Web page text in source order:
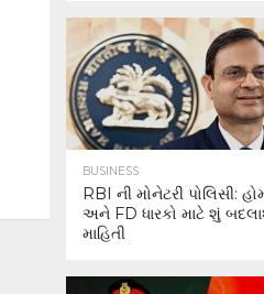
BUSINESS
RBI ની મોનેટરી પોલિસી:
અને FD ધારકો માટે શું
માહિતી